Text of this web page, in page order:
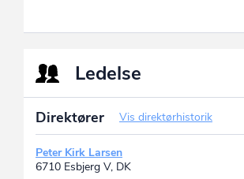
Ledelse
Direktører Vis direktørhistorik
Peter Kirk Larsen
6710 Esbjerg V, DK